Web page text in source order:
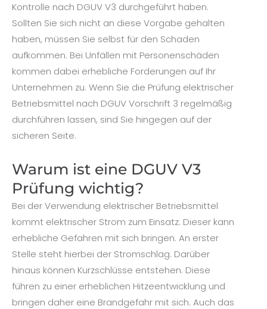
Kontrolle nach DGUV V3 durchgeführt haben.
Sollten Sie sich nicht an diese Vorgabe gehalten
haben, müssen Sie selbst für den Schaden
aufkommen. Bei Unfällen mit Personenschäden
kommen dabei erhebliche Forderungen auf Ihr
Unternehmen zu. Wenn Sie die Prüfung elektrischer
Betriebsmittel nach DGUV Vorschrift 3 regelmäßig
durchführen lassen, sind Sie hingegen auf der
sicheren Seite.
Warum ist eine DGUV V3
Prüfung wichtig?
Bei der Verwendung elektrischer Betriebsmittel
kommt elektrischer Strom zum Einsatz. Dieser kann
erhebliche Gefahren mit sich bringen. An erster
Stelle steht hierbei der Stromschlag. Darüber
hinaus können Kurzschlüsse entstehen. Diese
führen zu einer erheblichen Hitzeentwicklung und
bringen daher eine Brandgefahr mit sich. Auch das